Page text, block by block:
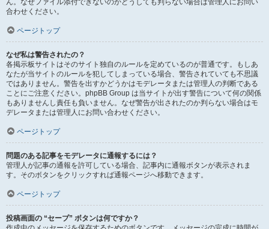
ん。なぜファイル添付できないのかどうしても判らない場合は管理人にお問い
合わせください。
ページトップ
なぜ私は警告されたの？
各掲示板サイトはそのサイト独自のルールを定めているのが普通です。もしあ
なたが当サイトのルールを犯してしまっている場合、警告されていても不思議
ではありません。警告を出すかどうかはモデレータまたは管理人の判断である
ことにご注意ください。phpBB Group は当サイトが出す警告について何の関係
もありませんし責任も負いません。なぜ警告が出されたのか判らない場合はモ
デレータまたは管理人にお問い合わせください。
ページトップ
問題のある記事をモデレータに通報するには？
管理人が記事の通報を許可している場合、記事内に通報ボタンが表示されま
す。そのボタンをクリックすれば通報ページへ移動できます。
ページトップ
投稿画面の “セーブ” ボタンは何ですか？